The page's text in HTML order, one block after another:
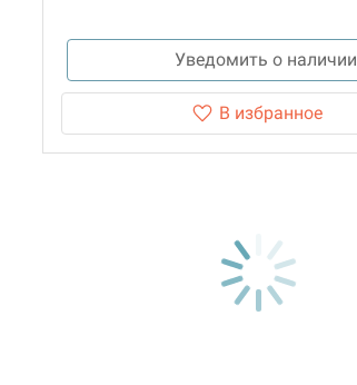
Уведомить о наличии
В избранное